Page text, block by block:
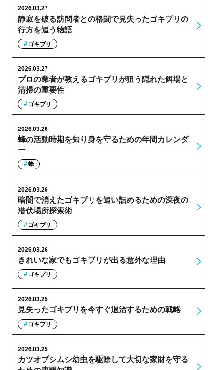
静寂を破る訪問者との格闘で見失ったゴキブリの
行方を追う物語
2026.03.27
ゴキブリ
プロの業者が教えるゴキブリが狙う隠れた餌場と
清掃の重要性
2026.03.27
ゴキブリ
蜂の活動時期を知り身を守るための年間カレンダ
ー
2026.03.26
蜂
暗闇で消えたゴキブリを追い詰めるための深夜の
潜伏場所探索術
2026.03.26
ゴキブリ
きれいな家でもゴキブリが出る意外な理由
2026.03.26
ゴキブリ
見失ったゴキブリを今すぐ退治するための戦略
2026.03.25
ゴキブリ
カツオブシムシ幼虫を駆除して大切な家財を守る
2026.03.25